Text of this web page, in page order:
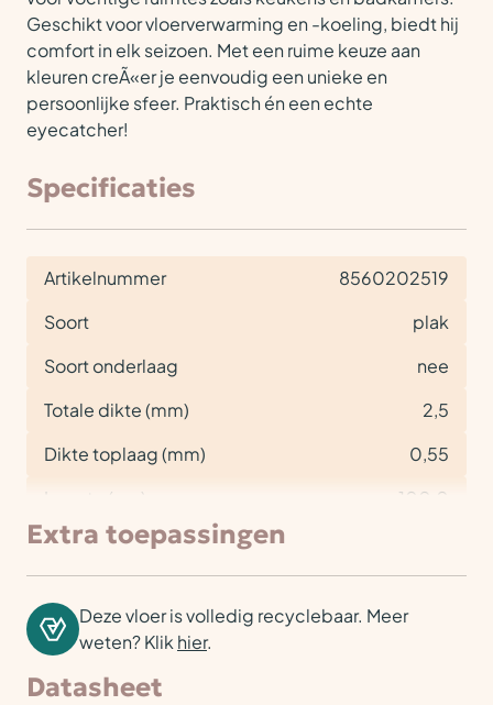
Geschikt voor vloerverwarming en -koeling, biedt hij
comfort in elk seizoen. Met een ruime keuze aan
kleuren creÃ«er je eenvoudig een unieke en
persoonlijke sfeer. Praktisch én een echte
eyecatcher!
Specificaties
Artikelnummer
8560202519
Soort
plak
Soort onderlaag
nee
Totale dikte (mm)
2,5
Dikte toplaag (mm)
0,55
Lengte (cm)
100,0
Extra toepassingen
Deze vloer is volledig recyclebaar. Meer
weten? Klik hier.
Datasheet